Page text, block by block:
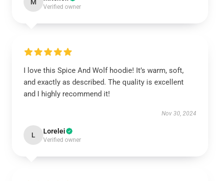
M
Verified owner
I love this Spice And Wolf hoodie! It’s warm, soft,
and exactly as described. The quality is excellent
and I highly recommend it!
Nov 30, 2024
L Lorelei
Verified owner